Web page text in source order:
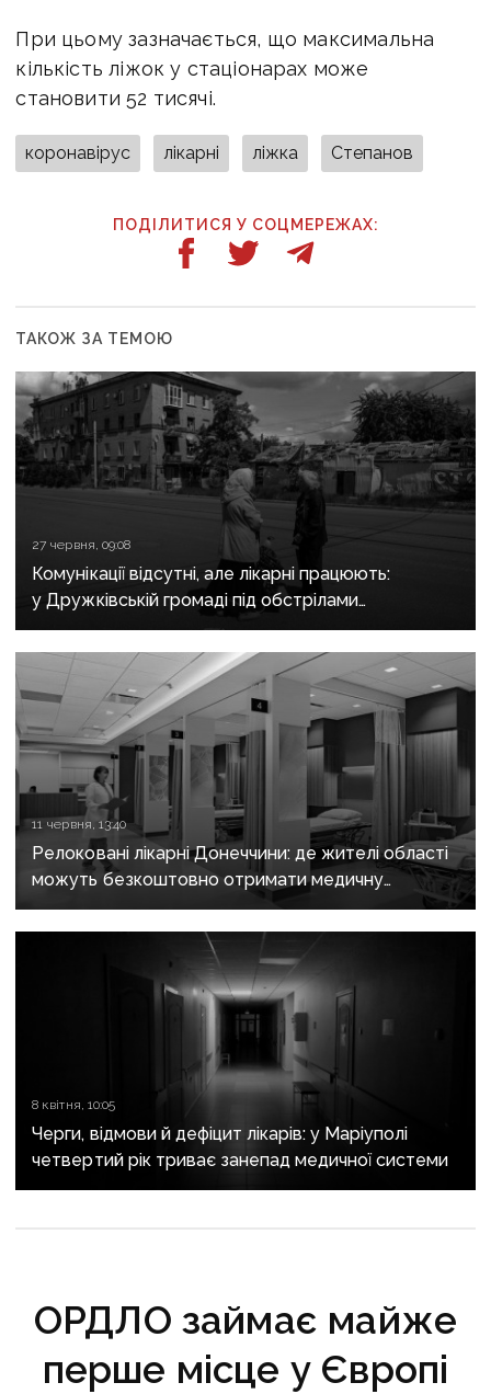
При цьому зазначається, що максимальна
кількість ліжок у стаціонарах може
становити 52 тисячі.
коронавірус лікарні ліжка Степанов
ПОДІЛИТИСЯ У СОЦМЕРЕЖАХ:
ТАКОЖ ЗА ТЕМОЮ
27 червня, 09:08
Комунікації відсутні, але лікарні працюють:
у Дружківській громаді під обстрілами
проживають понад 5,8 тисяч людей
11 червня, 13:40
Релоковані лікарні Донеччини: де жителі області
можуть безкоштовно отримати медичну
допомогу
8 квітня, 10:05
Черги, відмови й дефіцит лікарів: у Маріуполі
четвертий рік триває занепад медичної системи
ОРДЛО займає майже
перше місце у Європі